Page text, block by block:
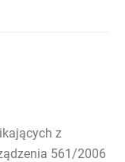
z
561/2006